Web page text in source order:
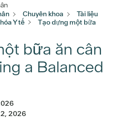
Chuyên khoa
Tài liệu
Y tế
Tạo dựng một bữa
bữa ăn cân
a Balanced
2026